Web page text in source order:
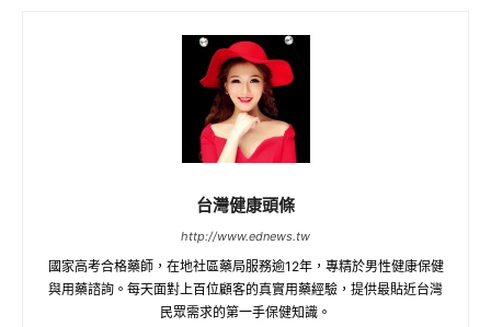
台灣健康頭條
http://www.ednews.tw
國家高考合格藥師，在地社區藥局服務逾12年，專精於男性健康保健
與用藥諮詢。每天面對上百位顧客的真實用藥經驗，提供最貼近台灣
民眾需求的第一手保健知識。